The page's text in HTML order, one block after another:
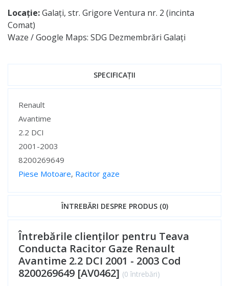
Locație:Galați, str. Grigore Ventura nr. 2 (incinta
Comat)
Waze / Google Maps: SDG Dezmembrări Galați
SPECIFICAȚII
Specificații
Renault
Avantime
2.2 DCI
2001-2003
8200269649
Piese Motoare, Racitor gaze
ÎNTREBĂRI DESPRE PRODUS (0)
Întrebările clienților pentru Teava
Conducta Racitor Gaze Renault
Avantime 2.2 DCI 2001 - 2003 Cod
8200269649 [AV0462] (0 întrebări)